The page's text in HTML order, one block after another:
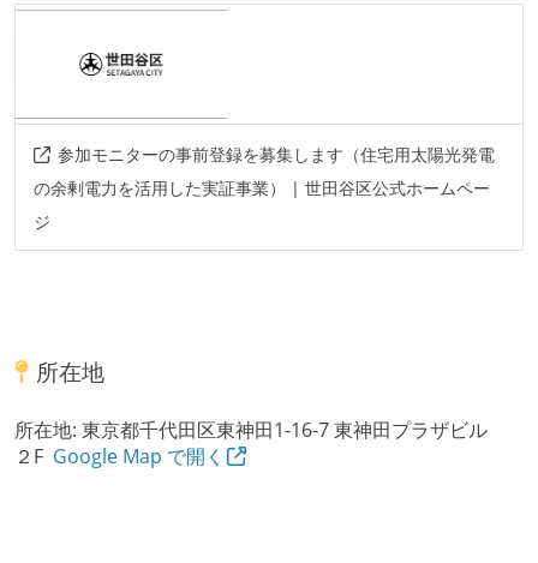
参加モニターの事前登録を募集します（住宅用太陽光発電
の余剰電力を活用した実証事業） | 世田谷区公式ホームペー
ジ
所在地
所在地: 東京都千代田区東神田1-16-7 東神田プラザビル
２F Google Map で開く